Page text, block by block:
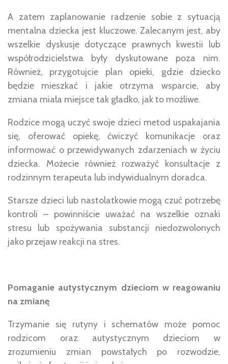
A zatem zaplanowanie radzenie sobie z sytuacją
mentalna dziecka jest kluczowe. Zalecanym jest, aby
wszelkie dyskusje dotyczące prawnych kwestii lub
współrodzicielstwa były dyskutowane poza nim.
Również, przygotujcie plan opieki, gdzie dziecko
będzie mieszkać i jakie otrzyma wsparcie, aby
zmiana miała miejsce tak gładko, jak to możliwe.
Rodzice mogą uczyć swoje dzieci metod uspakajania
się, oferować opiekę, ćwiczyć komunikacje oraz
informować o przewidywanych zdarzeniach w życiu
dziecka. Możecie również rozważyć konsultacje z
rodzinnym terapeuta lub indywidualnym doradca.
Starsze dzieci lub nastolatkowie mogą czuć potrzebę
kontroli – powinniście uważać na wszelkie oznaki
stresu lub spożywania substancji niedozwolonych
jako przejaw reakcji na stres.
Pomaganie autystycznym dzieciom w reagowaniu
na zmianę
Trzymanie się rutyny i schematów może pomoc
rodzicom oraz autystycznym dzieciom w
zrozumieniu zmian powstałych po rozwodzie,